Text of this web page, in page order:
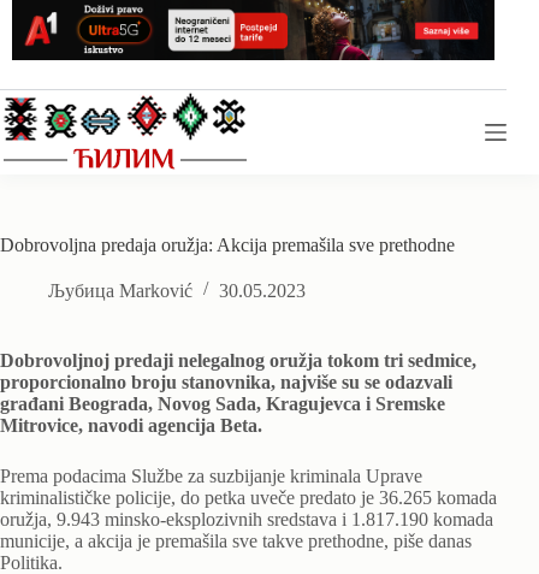
content
Dobrovoljna predaja oružja: Akcija premašila sve prethodne
Љубица Marković 30.05.2023
Dobrovoljnoj predaji nelegalnog oružja tokom tri sedmice,
proporcionalno broju stanovnika, najviše su se odazvali
građani Beograda, Novog Sada, Kragujevca i Sremske
Mitrovice, navodi agencija Beta.
Prema podacima Službe za suzbijanje kriminala Uprave
kriminalističke policije, do petka uveče predato je 36.265 komada
oružja, 9.943 minsko-eksplozivnih sredstava i 1.817.190 komada
municije, a akcija je premašila sve takve prethodne, piše danas
Politika.